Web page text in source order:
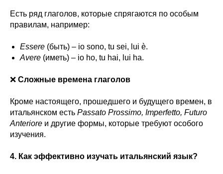
Есть ряд глаголов, которые спрягаются по особым
правилам, например:
Essere (быть) – io sono, tu sei, lui è.
Avere (иметь) – io ho, tu hai, lui ha.
❌ Сложные времена глаголов
Кроме настоящего, прошедшего и будущего времен, в
итальянском есть Passato Prossimo, Imperfetto, Futuro
Anteriore и другие формы, которые требуют особого
изучения.
4. Как эффективно изучать итальянский язык?